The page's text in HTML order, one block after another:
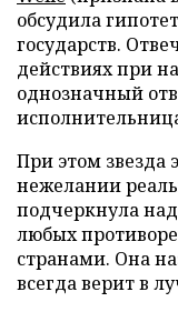
обсудила
государств.
действиях при
однозначный
При этом звезда
нежелании
подчеркнула
любых
странами. Она
всегда верит в